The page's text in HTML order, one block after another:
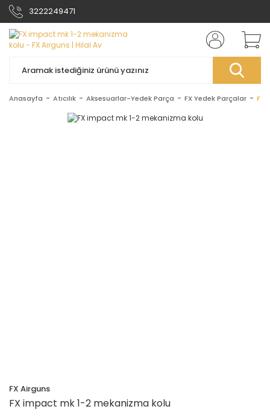
3222249471
Anasayfa Atıcılık Aksesuarlar-Yedek Parça FX Yedek Parçalar FX
FX Airguns
FX impact mk 1-2 mekanizma kolu